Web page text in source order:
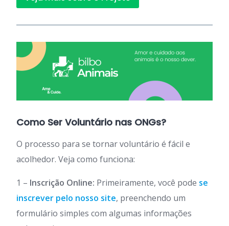
Como Ser Voluntário nas ONGs?
O processo para se tornar voluntário é fácil e
acolhedor. Veja como funciona:
1 – Inscrição Online: Primeiramente, você pode se
inscrever pelo nosso site, preenchendo um
formulário simples com algumas informações